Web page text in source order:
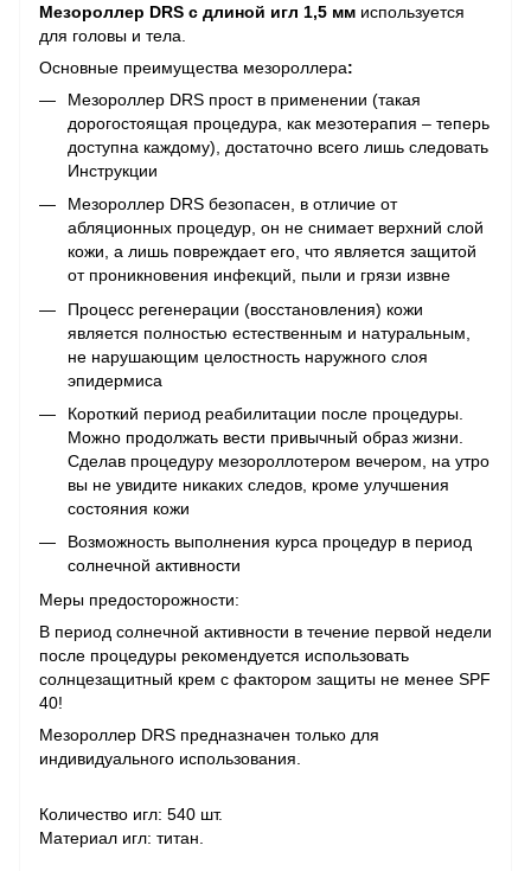
Мезороллер DRS с длиной игл 1,5 мм используется
для головы и тела.
Основные преимущества мезороллера:
Мезороллер DRS прост в применении (такая
дорогостоящая процедура, как мезотерапия – теперь
доступна каждому), достаточно всего лишь следовать
Инструкции
Мезороллер DRS безопасен, в отличие от
абляционных процедур, он не снимает верхний слой
кожи, а лишь повреждает его, что является защитой
от проникновения инфекций, пыли и грязи извне
Процесс регенерации (восстановления) кожи
является полностью естественным и натуральным,
не нарушающим целостность наружного слоя
эпидермиса
Короткий период реабилитации после процедуры.
Можно продолжать вести привычный образ жизни.
Сделав процедуру мезороллотером вечером, на утро
вы не увидите никаких следов, кроме улучшения
состояния кожи
Возможность выполнения курса процедур в период
солнечной активности
Меры предосторожности:
В период солнечной активности в течение первой недели
после процедуры рекомендуется использовать
солнцезащитный крем с фактором защиты не менее SPF
40!
Мезороллер DRS предназначен только для
индивидуального использования.
Количество игл: 540 шт.
Материал игл: титан.